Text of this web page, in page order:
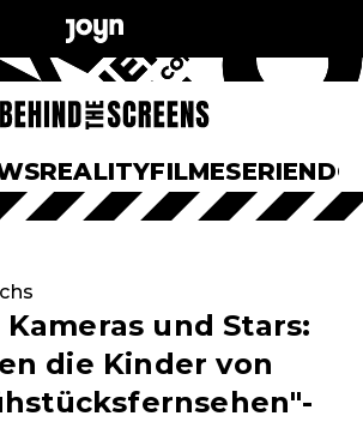
REALITYFILMESERIEN
und Stars:
die Kinder von